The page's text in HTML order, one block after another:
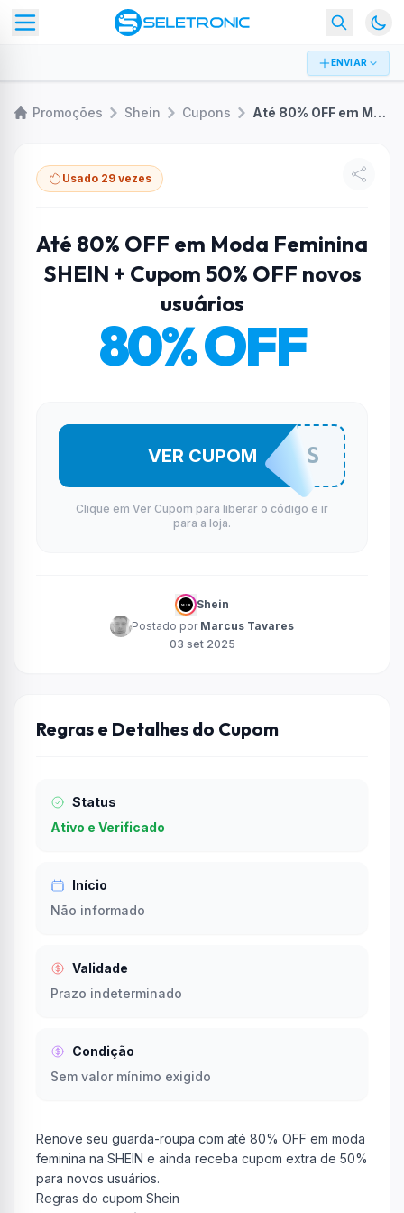
ENVIAR
Promoções Shein Cupons Até 80% OFF em Moda Feminina SHEIN + Cupom 50% OFF novos usuários
Usado 29 vezes
Até 80% OFF em Moda Feminina
SHEIN + Cupom 50% OFF novos
usuários
80% OFF
N3PAS
VER CUPOM
Clique em Ver Cupom para liberar o código e ir
para a loja.
Shein
Postado por Marcus Tavares
03 set 2025
Regras e Detalhes do Cupom
Status
Ativo e Verificado
Início
Não informado
Validade
Prazo indeterminado
Condição
Sem valor mínimo exigido
Renove seu guarda-roupa com até 80% OFF em moda
feminina na SHEIN e ainda receba cupom extra de 50%
para novos usuários.
Regras do cupom Shein